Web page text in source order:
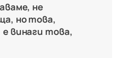
не
но това,
винаги това,